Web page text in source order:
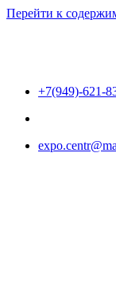
Перейти к
+7(949)-621-